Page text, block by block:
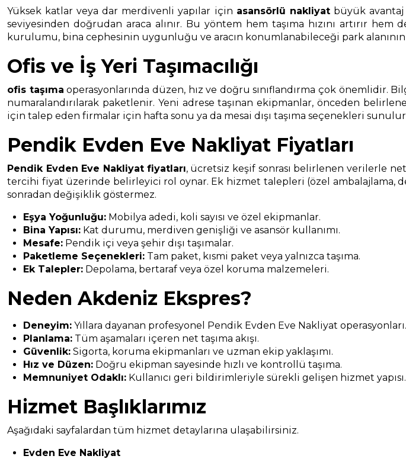
Yüksek katlar veya dar merdivenli yapılar için asansörlü nakliyatbüyük avantaj
seviyesinden doğrudan araca alınır. Bu yöntem hem taşıma hızını artırır
kurulumu, bina cephesinin uygunluğu ve aracın konumlanabileceği park alanının
Ofis ve İş Yeri Taşımacılığı
ofis taşıma operasyonlarında düzen, hız ve doğru sınıflandırma çok önemlidir.
numaralandırılarak paketlenir. Yeni adrese taşınan ekipmanlar, önceden
için talep eden firmalar için hafta sonu ya da mesai dışı taşıma seçenekleri
Pendik Evden Eve Nakliyat Fiyatları
Pendik Evden Eve Nakliyat fiyatları, ücretsiz keşif sonrası belirlenen verilerle
tercihi fiyat üzerinde belirleyici rol oynar. Ek hizmet talepleri (özel ambalajlama,
sonradan değişiklik göstermez.
Eşya Yoğunluğu: Mobilya adedi, koli sayısı ve özel ekipmanlar.
Bina Yapısı: Kat durumu, merdiven genişliği ve asansör kullanımı.
Mesafe: Pendik içi veya şehir dışı taşımalar.
Paketleme Seçenekleri: Tam paket, kısmi paket veya yalnızca taşıma.
Ek Talepler: Depolama, bertaraf veya özel koruma malzemeleri.
Neden Akdeniz Ekspres?
Deneyim: Yıllara dayanan profesyonel Pendik Evden Eve Nakliyat operasyonları.
Planlama: Tüm aşamaları içeren net taşıma akışı.
Güvenlik: Sigorta, koruma ekipmanları ve uzman ekip yaklaşımı.
Hız ve Düzen: Doğru ekipman sayesinde hızlı ve kontrollü taşıma.
Memnuniyet Odaklı: Kullanıcı geri bildirimleriyle sürekli gelişen hizmet yapısı.
Hizmet Başlıklarımız
Aşağıdaki sayfalardan tüm hizmet detaylarına ulaşabilirsiniz.
Evden Eve Nakliyat